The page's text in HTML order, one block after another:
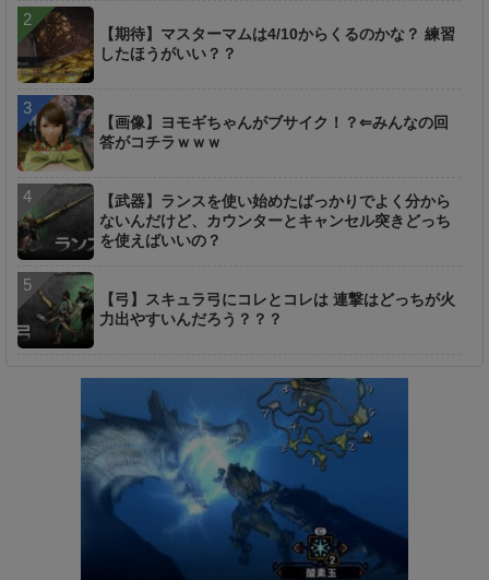
【期待】マスターマムは4/10からくるのかな？ 練習
したほうがいい？？
【画像】ヨモギちゃんがブサイク！？⇐みんなの回
答がコチラｗｗｗ
【武器】ランスを使い始めたばっかりでよく分から
ないんだけど、カウンターとキャンセル突きどっち
を使えばいいの？
【弓】スキュラ弓にコレとコレは 連撃はどっちが火
力出やすいんだろう？？？